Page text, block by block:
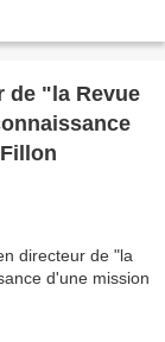
de "la Revue